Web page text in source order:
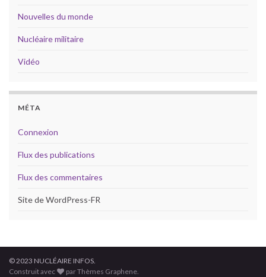
Nouvelles du monde
Nucléaire militaire
Vidéo
MÉTA
Connexion
Flux des publications
Flux des commentaires
Site de WordPress-FR
© 2023 NUCLÉAIRE INFOS.
Construit avec
par Thèmes Graphene.